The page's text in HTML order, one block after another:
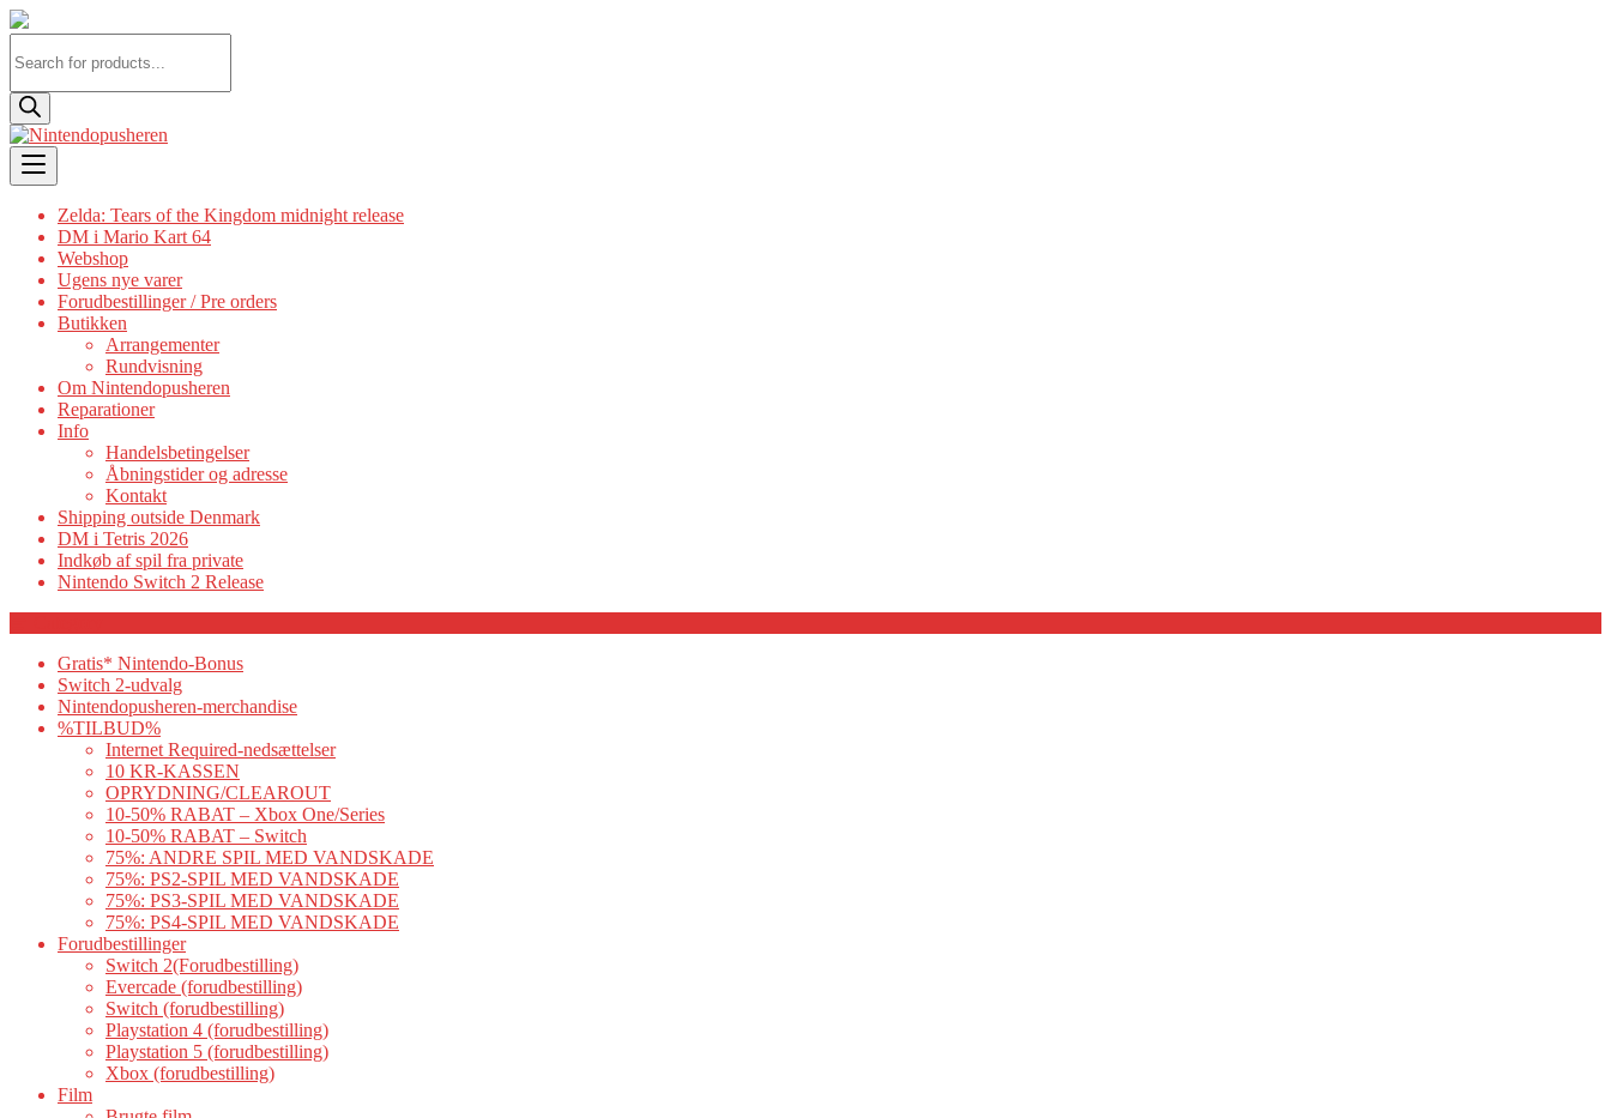
search
Skip
to
content
Zelda: Tears of the Kingdom midnight release
DM i Mario Kart 64
Webshop
Ugens nye varer
Forudbestillinger / Pre orders
Butikken
Arrangementer
Rundvisning
Om Nintendopusheren
Reparationer
Info
Handelsbetingelser
Åbningstider og adresse
Kontakt
Shipping outside Denmark
DM i Tetris 2026
Indkøb af spil fra private
Nintendo Switch 2 Release
Gratis* Nintendo-Bonus
Switch 2-udvalg
Nintendopusheren-merchandise
%TILBUD%
Internet Required-nedsættelser
10 KR-KASSEN
OPRYDNING/CLEAROUT
10-50% RABAT – Xbox One/Series
10-50% RABAT – Switch
75%: ANDRE SPIL MED VANDSKADE
75%: PS2-SPIL MED VANDSKADE
75%: PS3-SPIL MED VANDSKADE
75%: PS4-SPIL MED VANDSKADE
Forudbestillinger
Switch 2(Forudbestilling)
Evercade (forudbestilling)
Switch (forudbestilling)
Playstation 4 (forudbestilling)
Playstation 5 (forudbestilling)
Xbox (forudbestilling)
Film